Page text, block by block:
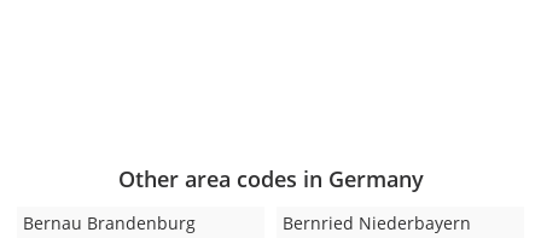
Other area codes in Germany
Bernau Brandenburg Bernried Niederbayern